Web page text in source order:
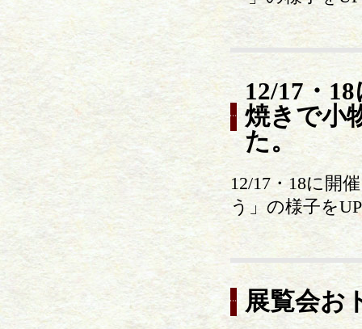
12/17・
焼きで小
た。
12/17・18に開
う」の様子を
展覧会お